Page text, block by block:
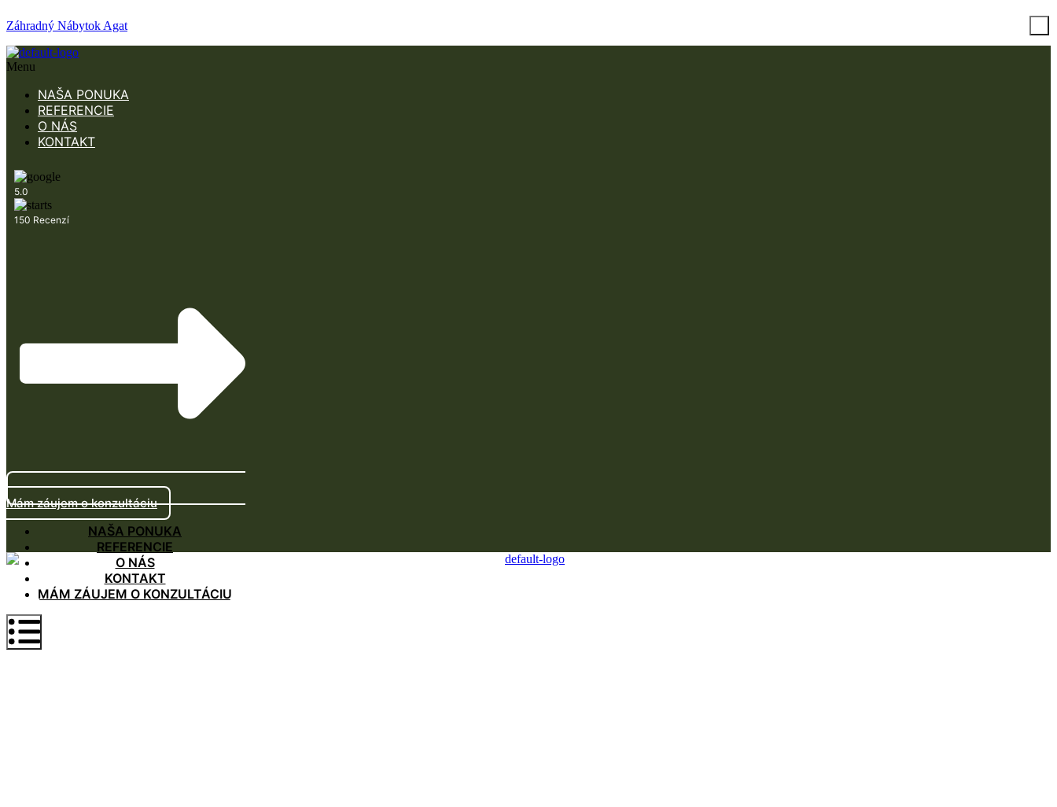
Záhradný Nábytok Agat
Menu
NAŠA PONUKA
REFERENCIE
O NÁS
KONTAKT
5.0
150 Recenzí
Mám záujem o konzultáciu
NAŠA PONUKA
REFERENCIE
O NÁS
KONTAKT
MÁM ZÁUJEM O KONZULTÁCIU